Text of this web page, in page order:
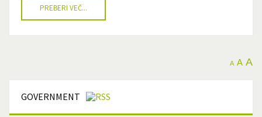
PREBERI VEČ...
A A A
GOVERNMENT